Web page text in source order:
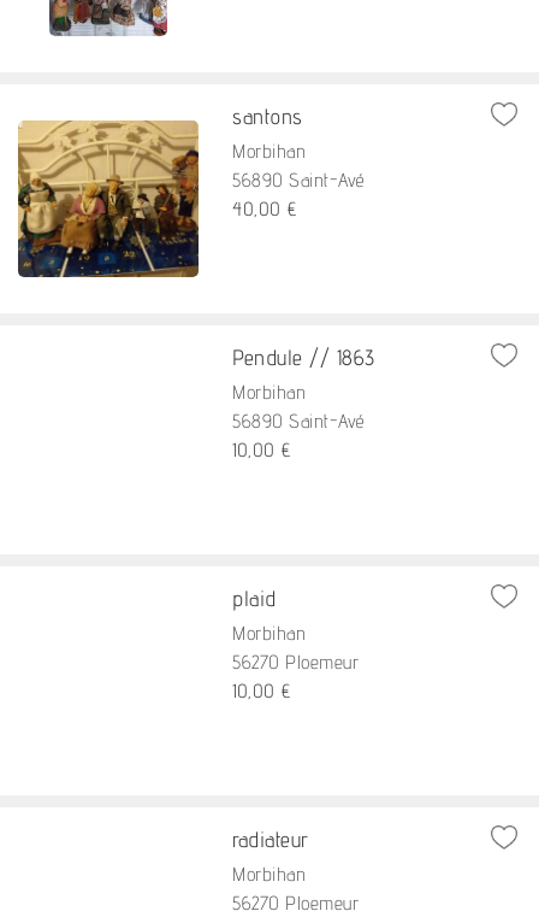
santons
Morbihan
56890 Saint-Avé
40,00 €
Pendule // 1863
Morbihan
56890 Saint-Avé
10,00 €
plaid
Morbihan
56270 Ploemeur
10,00 €
radiateur
Morbihan
56270 Ploemeur